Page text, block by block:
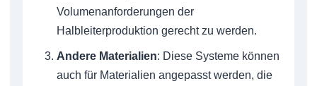
Volumenanforderungen der
Halbleiterproduktion gerecht zu werden.
Andere Materialien: Diese Systeme können
auch für Materialien angepasst werden, die